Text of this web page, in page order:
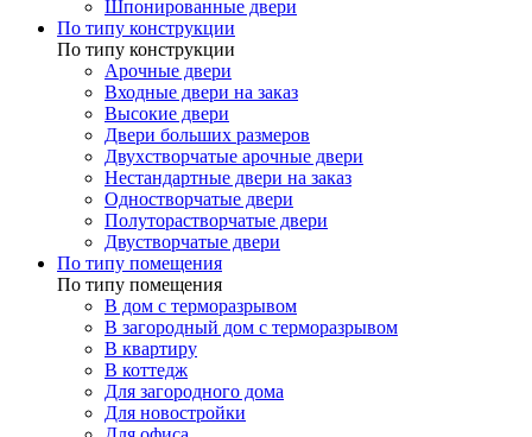
Шпонированные двери
По типу конструкции
По типу конструкции
Арочные двери
Входные двери на заказ
Высокие двери
Двери больших размеров
Двухстворчатые арочные двери
Нестандартные двери на заказ
Одностворчатые двери
Полуторастворчатые двери
Двустворчатые двери
По типу помещения
По типу помещения
В дом с терморазрывом
В загородный дом с терморазрывом
В квартиру
В коттедж
Для загородного дома
Для новостройки